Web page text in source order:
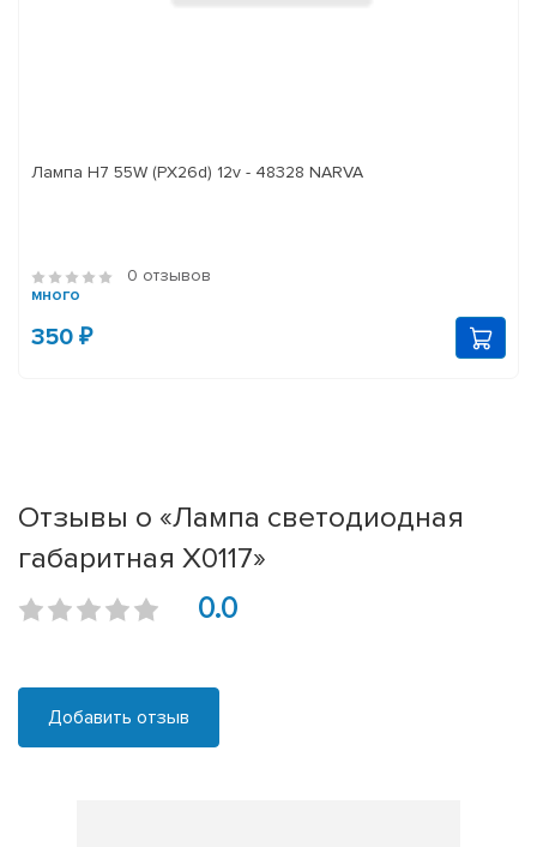
Лампа H7 55W (PX26d) 12v - 48328 NARVA
0 отзывов
много
350 ₽
Отзывы о «Лампа светодиодная
габаритная X0117»
0.0
Добавить отзыв